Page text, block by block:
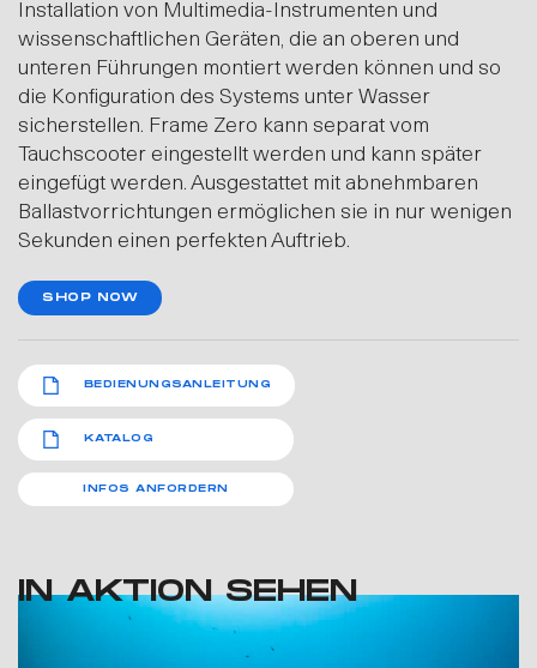
Installation von Multimedia-Instrumenten und
wissenschaftlichen Geräten, die an oberen und
unteren Führungen montiert werden können und so
die Konfiguration des Systems unter Wasser
sicherstellen. Frame Zero kann separat vom
Tauchscooter eingestellt werden und kann später
eingefügt werden. Ausgestattet mit abnehmbaren
Ballastvorrichtungen ermöglichen sie in nur wenigen
Sekunden einen perfekten Auftrieb.
SHOP NOW
BEDIENUNGSANLEITUNG
KATALOG
INFOS ANFORDERN
IN AKTION SEHEN